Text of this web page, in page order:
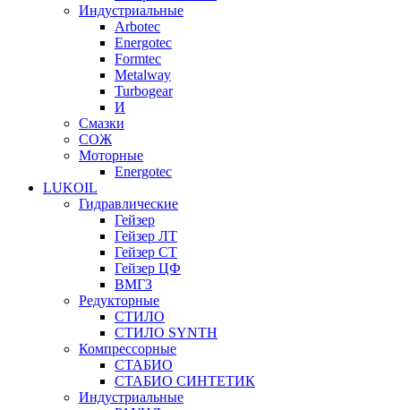
Индустриальные
Arbotec
Energotec
Formtec
Metalway
Turbogear
И
Смазки
СОЖ
Моторные
Energotec
LUKOIL
Гидравлические
Гейзер
Гейзер ЛТ
Гейзер СТ
Гейзер ЦФ
ВМГЗ
Редукторные
СТИЛО
СТИЛО SYNTH
Компрессорные
СТАБИО
СТАБИО СИНТЕТИК
Индустриальные